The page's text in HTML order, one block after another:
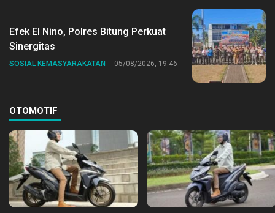
Efek El Nino, Polres Bitung Perkuat
Sinergitas
SOSIAL KEMASYARAKATAN 05/08/2026, 19:46
OTOMOTIF